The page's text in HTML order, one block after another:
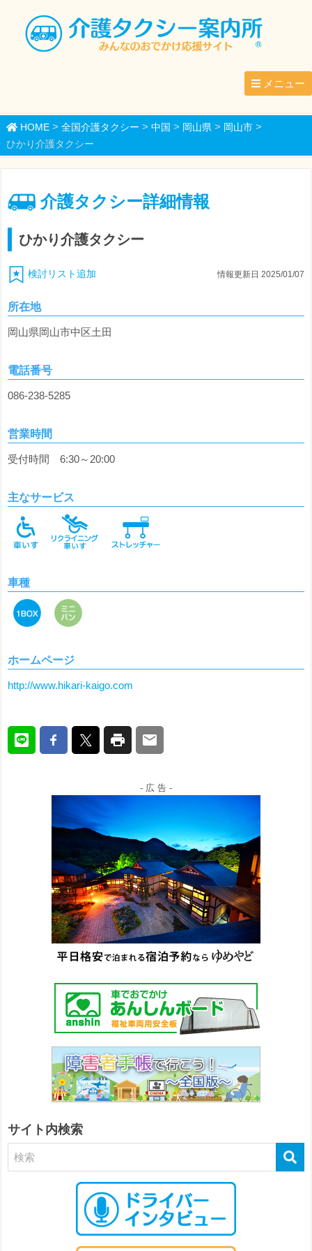
メニュー
HOME> 全国介護タクシー > 中国 > 岡山県> 岡山市>
ひかり介護タクシー
介護タクシー詳細情報
ひかり介護タクシー
検討リスト追加 情報更新日 2025/01/07
所在地
岡山県岡山市中区土田
電話番号
086-238-5285
営業時間
受付時間 6:30～20:00
主なサービス
車種
ホームページ
http://www.hikari-kaigo.com
- 広 告 -
サイト内検索